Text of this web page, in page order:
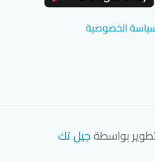
الخصوصية
جيل تك